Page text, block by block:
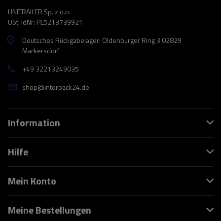
UNITRAILER Sp. z o.o.
USt-IdNr: PL5213739921
Deutsches Rückgabelager: Oldenburger Ring 3 02829
Markersdorf
+49 32213249035
shop@interpack24.de
Information
Hilfe
Mein Konto
Meine Bestellungen